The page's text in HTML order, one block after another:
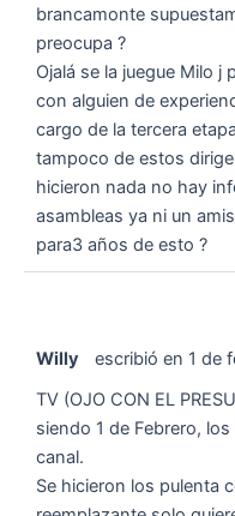
brancamonte
preocupa ?
Ojalá se la juegue Milo j
con alguien de
cargo de la tercera
tampoco de estos
hicieron nada no hay
asambleas ya ni un
para3 años de esto ?
Willy escribió en 1 de
TV (OJO CON EL
siendo 1 de Febrero,
canal.
Se hicieron los pulenta